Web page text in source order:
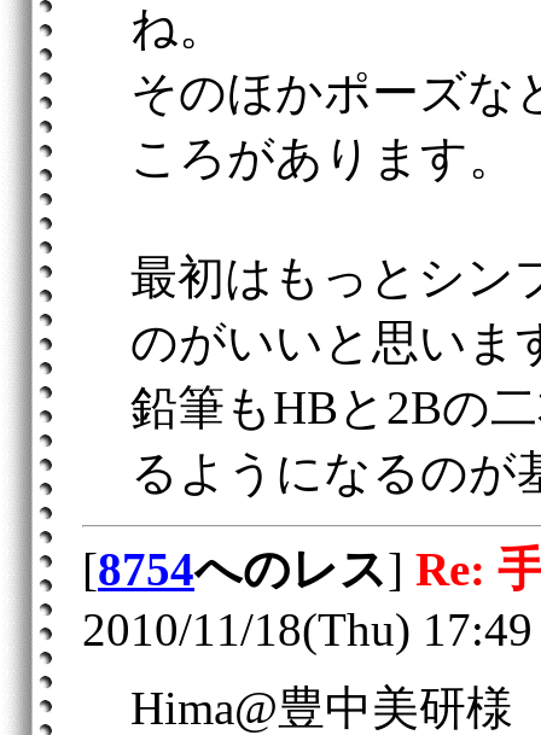
ね。
そのほかポーズな
ころがあります。
最初はもっとシン
のがいいと思いま
鉛筆もHBと2Bの
るようになるのが
[8754へのレス] Re:
2010/11/18(Thu) 17:49
Hima@豊中美研